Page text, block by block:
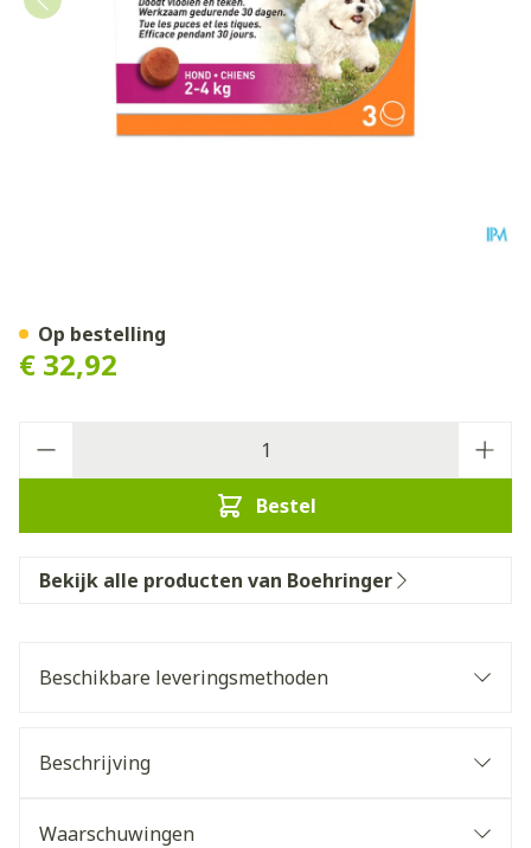
€ 32,92
Bestel
Op bestelling
Bekijk alle producten van Boehringer
Beschikbare leveringsmethoden
Beschrijving
Waarschuwingen